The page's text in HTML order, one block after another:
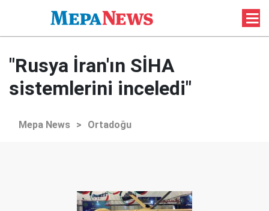
"Rusya İran'ın SİHA
sistemlerini inceledi"
Mepa News > Ortadoğu